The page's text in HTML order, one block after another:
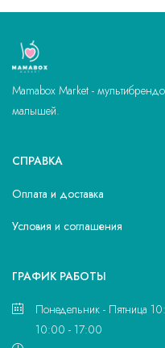
Mamabox Market -
малышей.
СПРАВКА
Оплата и доставка
Условия и соглашения
ГРАФИК РАБОТЫ
Понедельник - Пятница
10:00 - 17:00